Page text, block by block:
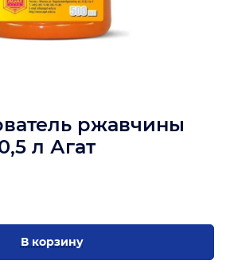
ржавчины
л Агат
В корзину